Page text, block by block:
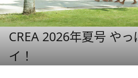
CREA 2026年夏号 やっ
イ！